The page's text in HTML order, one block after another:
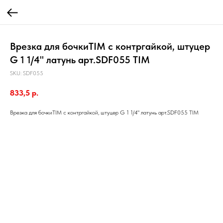
Врезка для бочкиTIM с контргайкой, штуцер
G 1 1/4" латунь арт.SDF055 TIM
SKU: SDF055
833,5 р.
Врезка для бочкиTIM с контргайкой, штуцер G 1 1/4" латунь арт.SDF055 TIM